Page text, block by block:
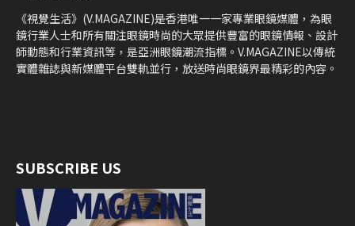
《視覺生活》(V.MAGAZINE)是香港唯一一家專業眼鏡媒體，為眼
鏡行業人士和所有關注眼鏡時尚的大眾提供豐富的眼鏡情報、設計
師動態和行業資訊等，是亞洲眼鏡潮流指標。V.MAGAZINE以傳統
實體雜誌與新媒體平台雙軌並行，放送時尚眼鏡界最精彩的內容。
SUBSCRIBE US